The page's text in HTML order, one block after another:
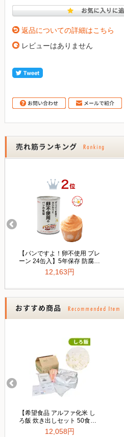
返品についての詳細はこちら
レビューはありません